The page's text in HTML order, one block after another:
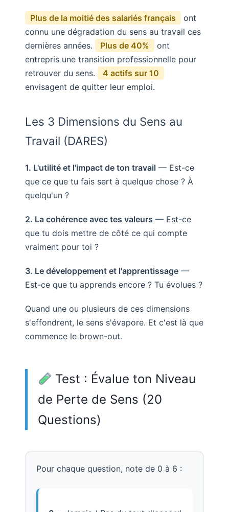
Plus de la moitié des salariés français
ont
connu une dégradation du sens au travail ces
dernières années.
Plus de 40%
ont
entrepris une transition professionnelle pour
retrouver du sens.
4 actifs sur 10
envisagent de quitter leur emploi.
Les 3 Dimensions du Sens au
Travail (DARES)
1. L'utilité et l'impact de ton travail — Est-ce
que ce que tu fais sert à quelque chose ? À
quelqu'un ?
2. La cohérence avec tes valeurs — Est-ce
que tu dois mettre de côté ce qui compte
vraiment pour toi ?
3. Le développement et l'apprentissage—
Est-ce que tu apprends encore ? Tu évolues ?
Quand une ou plusieurs de ces dimensions
s'effondrent, le sens s'évapore. Et c'est là que
commence le brown-out.
Test : Évalue ton Niveau
de Perte de Sens (20
Questions)
Pour chaque question, note de 0 à 6 :